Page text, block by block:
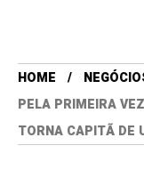
HOME
PELA PRIMEIRA
TORNA CAPITÃ DE